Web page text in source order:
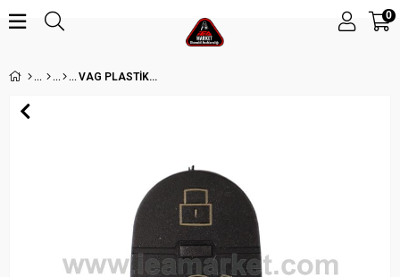
0
VAG PLASTİK 3 BUTON - YUVARLAK (5' Lİ)